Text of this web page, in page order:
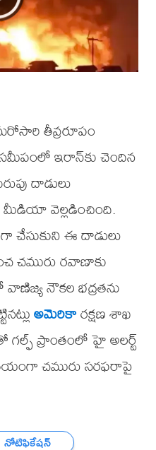
తీవ్రరూపం
ఇరాన్‌కు చెందిన
దాడులు
మీడియా వెల్లడించింది.
చేసుకుని ఈ దాడులు
చమురు రవాణాకు
నౌకల భద్రతను
అమెరికారక్షణ శాఖ
ప్రాంతంలో హై అలర్ట్
చమురు సరఫరాపై
నోటిఫికేషన్